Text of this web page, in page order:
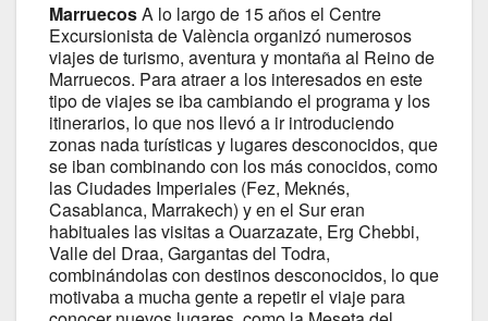
MarruecosA lo largo de 15 años el Centre
Excursionista de València organizó numerosos
viajes de turismo, aventura y montaña al Reino de
Marruecos. Para atraer a los interesados en este
tipo de viajes se iba cambiando el programa y los
itinerarios, lo que nos llevó a ir introduciendo
zonas nada turísticas y lugares desconocidos, que
se iban combinando con los más conocidos, como
las Ciudades Imperiales (Fez, Meknés,
Casablanca, Marrakech) y en el Sur eran
habituales las visitas a Ouarzazate, Erg Chebbi,
Valle del Draa, Gargantas del Todra,
combinándolas con destinos desconocidos, lo que
motivaba a mucha gente a repetir el viaje para